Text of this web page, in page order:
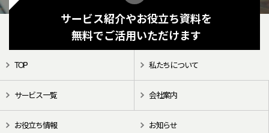
サービス紹介やお役立ち資料を
無料でご活用いただけます
TOP 私たちについて
サービス一覧 会社案内
お役立ち情報 お知らせ